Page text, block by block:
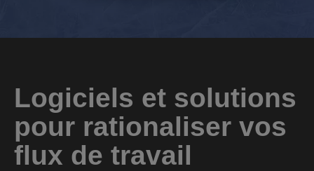
Logiciels et solutions
pour rationaliser vos
flux de travail